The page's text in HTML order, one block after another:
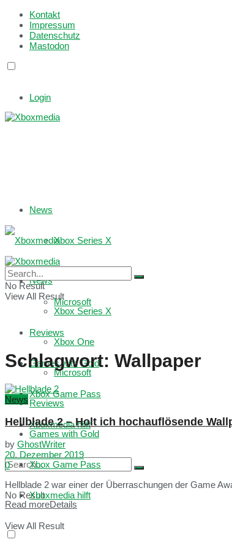
Kontakt
Impressum
Datenschutz
Mastodon
Login
News
Xbox Series X
Microsoft
Reviews
Games with Gold
Xbox Game Pass
Xboxmedia hilft
No Result
View All Result
News
Xbox Series X
Xbox One
Microsoft
Reviews
Games with Gold
Xbox Game Pass
Xboxmedia hilft
No Result
View All Result
Schlagwort: Wallpaper
News
Hellblade 2 – Holt ich hochauflösende
by GhostWriter
20. Dezember 2019
0
Hellblade 2 war einer der Überraschungen der Game
Read moreDetails